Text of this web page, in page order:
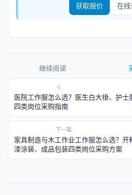
获取报价
在线
继续阅读
医院工作服怎么选？医生白大褂、护
四类岗位采购指南
下一篇
家具制造与木工作业工作服怎么选？
漆涂装、成品包装四类岗位采购方案